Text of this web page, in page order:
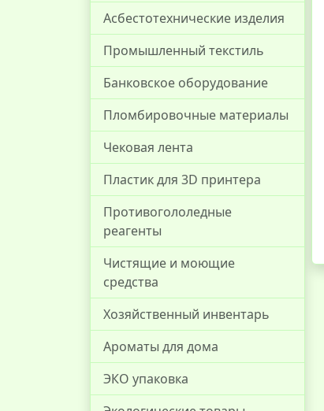
Асбестотехнические изделия
Промышленный текстиль
Банковское оборудование
Пломбировочные материалы
Чековая лента
Пластик для 3D принтера
Противогололедные
реагенты
Чистящие и моющие
средства
Хозяйственный инвентарь
Ароматы для дома
ЭКО упаковка